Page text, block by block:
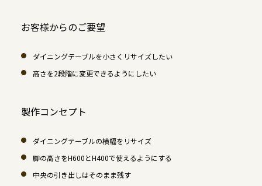
お客様からのご要望
ダイニングテーブルを小さくリサイズしたい
高さを2段階に変更できるようにしたい
製作コンセプト
ダイニングテーブルの横幅をリサイズ
脚の高さをH600とH400で使えるようにする
中央の引き出しはそのまま残す